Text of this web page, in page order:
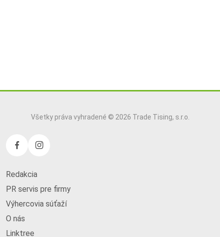
Všetky práva vyhradené © 2026 Trade Tising, s.r.o.
Redakcia
PR servis pre firmy
Výhercovia súťaží
O nás
Linktree